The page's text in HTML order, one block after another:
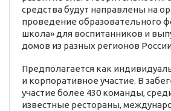
средства будут направлены на
проведение образовательного
школа» для воспитанников и
домов из разных регионов
Предполагается как
и корпоративное участие. В
участие более 430 команды,
известные рестораны,